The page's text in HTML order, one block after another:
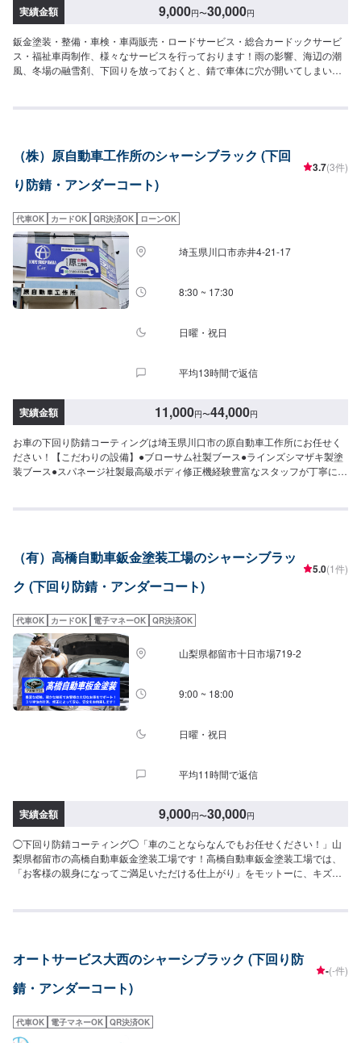
実績金額 9,000円〜30,000円
鈑金塗装・整備・車検・車両販売・ロードサービス・総合カードックサービ
ス・福祉車両制作、様々なサービスを行っております！雨の影響、海辺の潮
風、冬場の融雪剤、下回りを放っておくと、錆で車体に穴が開いてしまいま
【1】オファーにてお問い合わせ【2】お見積り【3】お見積りにご納得いた
め、ご了承ください。【定休日・営業時間】定休日：日曜日、祝日営業時
（株）原自動車工作所のシャーシブラック (下回
り防錆・アンダーコート)
3.7(3件)
代車OK カードOK QR決済OK ローンOK
埼玉県川口市赤井4-21-17
8:30 ~ 17:30
日曜・祝日
平均13時間で返信
実績金額 11,000円〜44,000円
お車の下回り防錆コーティングは埼玉県川口市の原自動車工作所にお任せく
ださい！【こだわりの設備】●ブローサム社製ブース●ラインズシマザキ製塗
装ブース●スパネージ社製最高級ボディ修正機経験豊富なスタッフが丁寧に仕
について】無料代車（無保険時）を24台ご用意しております。燃料代はお客
（有）高橋自動車鈑金塗装工場のシャーシブラッ
ク (下回り防錆・アンダーコート)
5.0(1件)
代車OK カードOK 電子マネーOK QR決済OK
山梨県都留市十日市場719-2
9:00 ~ 18:00
日曜・祝日
平均11時間で返信
実績金額 9,000円〜30,000円
◯下回り防錆コーティング◯「車のことならなんでもお任せください！」山
梨県都留市の高橋自動車鈑金塗装工場です！高橋自動車鈑金塗装工場では、
「お客様の親身になってご満足いただける仕上がり」をモットーに、キズへ
【1】オファーにてお問い合わせ【2】お見積り【3】お見積りにご納得いた
す。◯代車について◯無料の代車をご用意しています。お車の作業中は代車
をご利用ください。※代車の燃料代はお客様にご負担いただいております。
【定休日・営業時間】定休日：日曜日、祝日、第二土曜日営業時間：
オートサービス大西のシャーシブラック (下回り防
錆・アンダーコート)
-(-件)
代車OK 電子マネーOK QR決済OK